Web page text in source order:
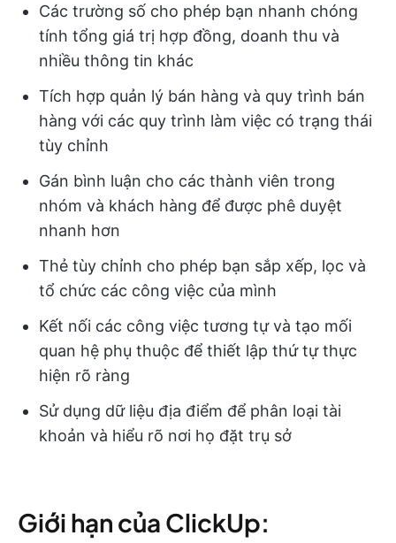
Các trường số cho phép bạn nhanh chóng
tính tổng giá trị hợp đồng, doanh thu và
nhiều thông tin khác
Tích hợp quản lý bán hàng và quy trình bán
hàng với các quy trình làm việc có trạng thái
tùy chỉnh
Gán bình luận cho các thành viên trong
nhóm và khách hàng để được phê duyệt
nhanh hơn
Thẻ tùy chỉnh cho phép bạn sắp xếp, lọc và
tổ chức các công việc của mình
Kết nối các công việc tương tự và tạo mối
quan hệ phụ thuộc để thiết lập thứ tự thực
hiện rõ ràng
Sử dụng dữ liệu địa điểm để phân loại tài
khoản và hiểu rõ nơi họ đặt trụ sở
Giới hạn của ClickUp: